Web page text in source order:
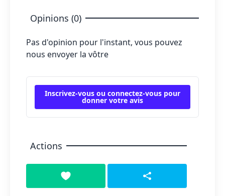
Opinions (0)
Pas d'opinion pour l'instant, vous pouvez
nous envoyer la vôtre
Inscrivez-vous ou connectez-vous pour
donner votre avis
Actions